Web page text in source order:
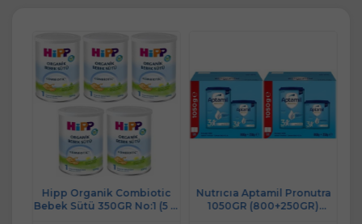
Hipp Organik Combiotic
Bebek Sütü 350GR No:1 (5 Li
Nutrıcıa Aptamil Pronutra
1050GR (800+250GR)